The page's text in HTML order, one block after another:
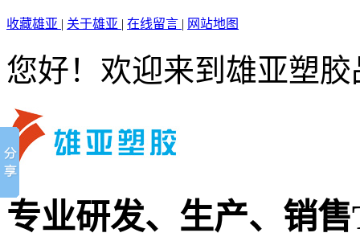
收藏雄亚 | 关于雄亚 | 在线留言 | 网站地图
您好！欢迎来到雄亚塑
专业研发、生产、销